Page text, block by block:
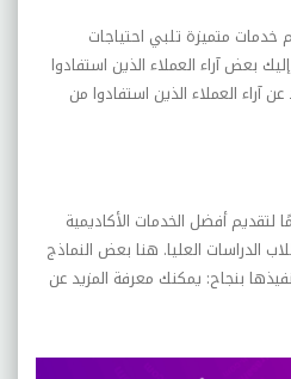
متميزة تلبي احتياجات
بعض آراء العملاء الذين استفادوا
آراء العملاء الذين استفادوا من
أفضل الخدمات الأكاديمية
الدراسات العليا. هنا بعض النماذج
بنجاح: يمكنك معرفة المزيد عن